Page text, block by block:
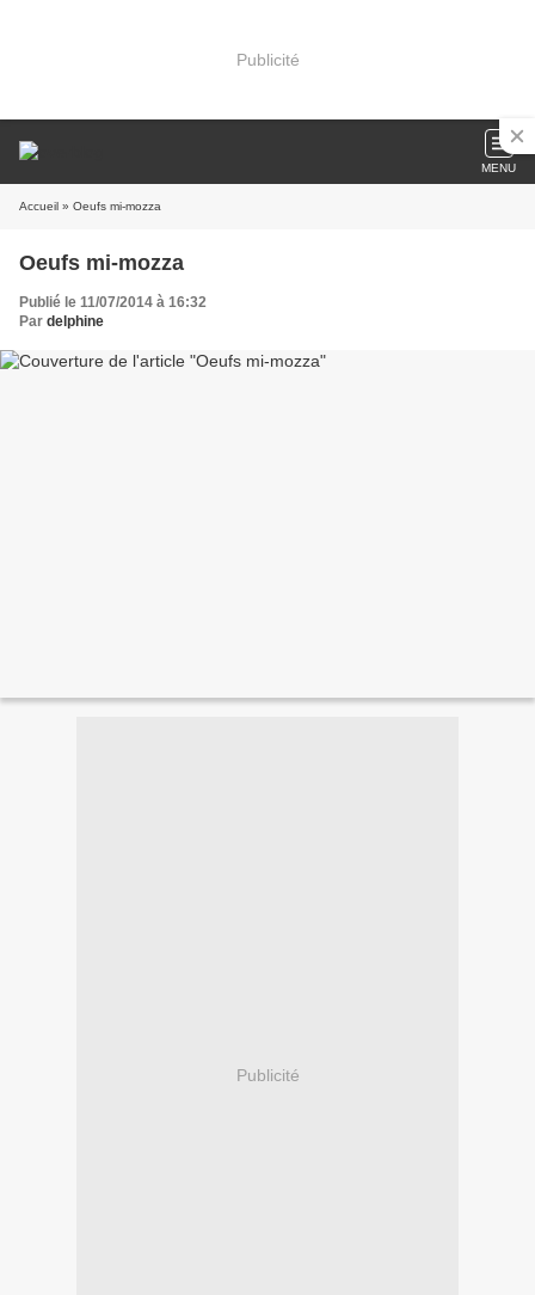
Publicité
MENU
Accueil » Oeufs mi-mozza
Oeufs mi-mozza
Publié le 11/07/2014 à 16:32
Par delphine
Publicité